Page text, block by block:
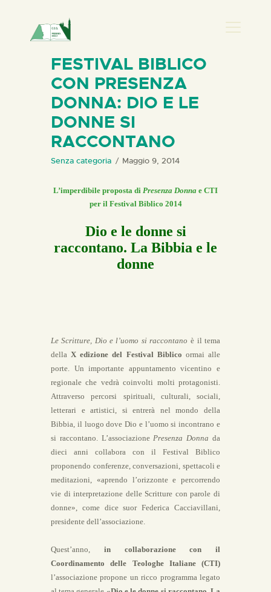
HOME
CHI SIAMO
NEWS
PERCORSI
BIBLIOTECA
CONTATTI
FESTIVAL BIBLICO
CON PRESENZA
DONNA: DIO E LE
DONNE SI
RACCONTANO
Senza categoria Maggio 9, 2014
L’imperdibile proposta di Presenza Donna e CTI
per il Festival Biblico 2014
Dio e le donne si
raccontano. La Bibbia e le
donne
Le Scritture, Dio e l’uomo si raccontano è il tema
dellaX edizione del Festival Biblico ormai alle
porte. Un importante appuntamento vicentino e
regionale che vedrà coinvolti molti protagonisti.
Attraverso percorsi spirituali, culturali, sociali,
letterari e artistici, si entrerà nel mondo della
Bibbia, il luogo dove Dio e l’uomo si incontrano e
si raccontano. L’associazionePresenza Donna da
dieci anni collabora con il Festival Biblico
proponendo conferenze, conversazioni, spettacoli e
meditazioni, «aprendo l’orizzonte e percorrendo
vie di interpretazione delle Scritture con parole di
donne», come dice suor Federica Cacciavillani,
presidente dell’associazione.
Quest’anno, in collaborazione con il
Coordinamento delle Teologhe Italiane (CTI)
l’associazione propone un ricco programma legato